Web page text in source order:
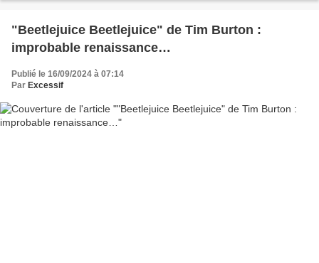
"Beetlejuice Beetlejuice" de Tim Burton :
improbable renaissance…
Publié le 16/09/2024 à 07:14
Par Excessif